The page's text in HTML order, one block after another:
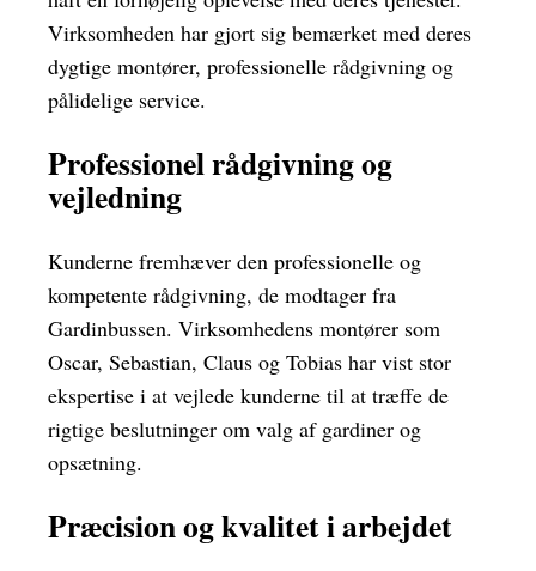
Virksomheden har gjort sig bemærket med deres
dygtige montører, professionelle rådgivning og
pålidelige service.
Professionel rådgivning og
vejledning
Kunderne fremhæver den professionelle og
kompetente rådgivning, de modtager fra
Gardinbussen. Virksomhedens montører som
Oscar, Sebastian, Claus og Tobias har vist stor
ekspertise i at vejlede kunderne til at træffe de
rigtige beslutninger om valg af gardiner og
opsætning.
Præcision og kvalitet i arbejdet